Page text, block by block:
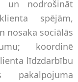
nodrošināt
spējām,
nosaka sociālās
koordinē
līdzdarbību
pakalpojuma